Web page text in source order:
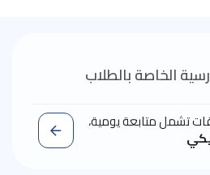
الخاصة بالطلاب
تشمل متابعة يومية،